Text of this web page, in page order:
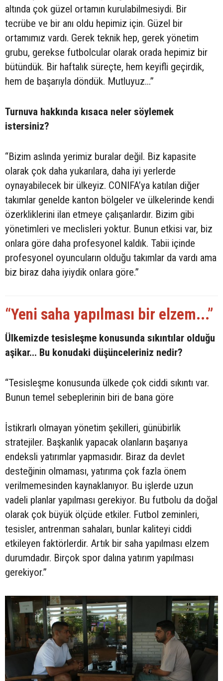
altında çok güzel ortamın kurulabilmesiydi. Bir
tecrübe ve bir anı oldu hepimiz için. Güzel bir
ortamımız vardı. Gerek teknik hep, gerek yönetim
grubu, gerekse futbolcular olarak orada hepimiz bir
bütündük. Bir haftalık süreçte, hem keyifli geçirdik,
hem de başarıyla döndük. Mutluyuz...”
Turnuva hakkında kısaca neler söylemek
istersiniz?
“Bizim aslında yerimiz buralar değil. Biz kapasite
olarak çok daha yukarılara, daha iyi yerlerde
oynayabilecek bir ülkeyiz. CONIFA’ya katılan diğer
takımlar genelde kanton bölgeler ve ülkelerinde kendi
özerkliklerini ilan etmeye çalışanlardır. Bizim gibi
yönetimleri ve meclisleri yoktur. Bunun etkisi var, biz
onlara göre daha profesyonel kaldık. Tabii içinde
profesyonel oyuncuların olduğu takımlar da vardı ama
biz biraz daha iyiydik onlara göre.”
“Yeni saha yapılması bir elzem...”
Ülkemizde tesisleşme konusunda sıkıntılar olduğu
aşikar... Bu konudaki düşünceleriniz nedir?
“Tesisleşme konusunda ülkede çok ciddi sıkıntı var.
Bunun temel sebeplerinin biri de bana göre
İstikrarlı olmayan yönetim şekilleri, günübirlik
stratejiler. Başkanlık yapacak olanların başarıya
endeksli yatırımlar yapmasıdır. Biraz da devlet
desteğinin olmaması, yatırıma çok fazla önem
verilmemesinden kaynaklanıyor. Bu işlerde uzun
vadeli planlar yapılması gerekiyor. Bu futbolu da doğal
olarak çok büyük ölçüde etkiler. Futbol zeminleri,
tesisler, antrenman sahaları, bunlar kaliteyi ciddi
etkileyen faktörlerdir. Artık bir saha yapılması elzem
durumdadır. Birçok spor dalına yatırım yapılması
gerekiyor.”